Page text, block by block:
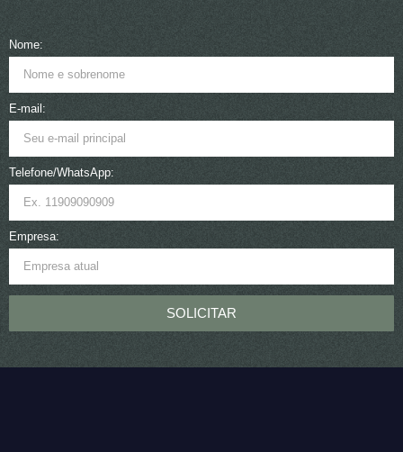
Nome:
E-mail:
Telefone/WhatsApp:
Empresa:
SOLICITAR